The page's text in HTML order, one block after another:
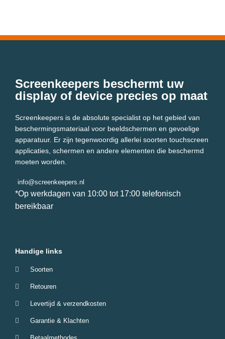
Screenkeepers beschermt uw
display of device precies op maat
Screenkeepers is de absolute specialist op het gebied van
beschermingsmateriaal voor beeldschermen en gevoelige
apparatuur. Er zijn tegenwoordig allerlei soorten touchscreen
applicaties, schermen en andere elementen die beschermd
moeten worden.
info@screenkeepers.nl
*Op werkdagen van 10:00 tot 17:00 telefonisch
bereikbaar
Handige links
Soorten
Retouren
Levertijd & verzendkosten
Garantie & Klachten
Betaalmethodes